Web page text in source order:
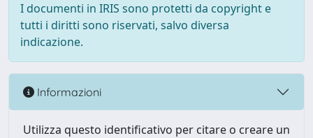
I documenti in IRIS sono protetti da copyright e
tutti i diritti sono riservati, salvo diversa
indicazione.
Informazioni
Utilizza questo identificativo per citare o creare un